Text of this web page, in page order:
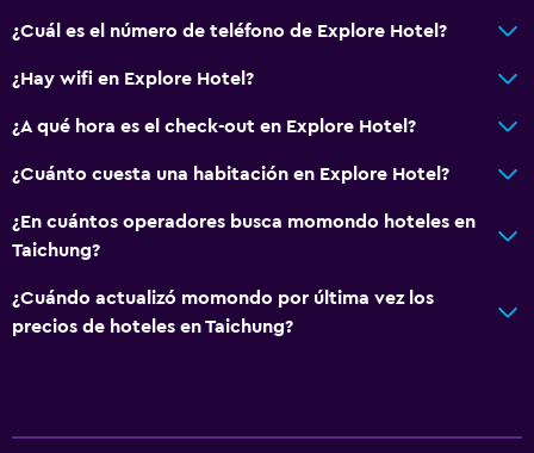
¿Cuál es el número de teléfono de Explore Hotel?
¿Hay wifi en Explore Hotel?
¿A qué hora es el check-out en Explore Hotel?
¿Cuánto cuesta una habitación en Explore Hotel?
¿En cuántos operadores busca momondo hoteles en
Taichung?
¿Cuándo actualizó momondo por última vez los
precios de hoteles en Taichung?